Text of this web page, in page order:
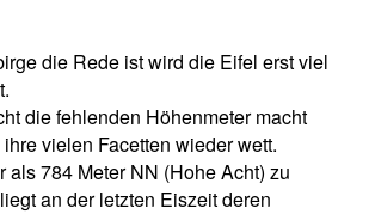
die Rede ist wird die Eifel erst viel
die fehlenden Höhenmeter macht
vielen Facetten wieder wett.
als 784 Meter NN (Hohe Acht) zu
an der letzten Eiszeit deren